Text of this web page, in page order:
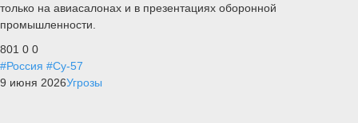
только на авиасалонах и в презентациях оборонной
промышленности.
801 0 0
#Россия #Су-57
9 июня 2026Угрозы